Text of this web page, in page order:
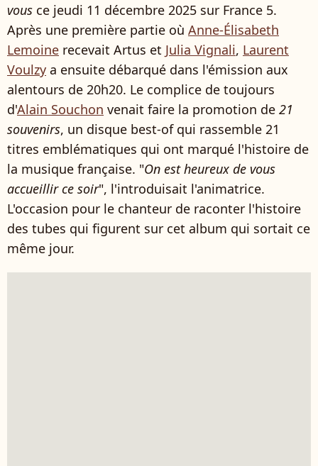
vous ce jeudi 11 décembre 2025 sur France 5.
Après une première partie où Anne-Élisabeth
Lemoine recevait Artus et Julia Vignali, Laurent
Voulzy a ensuite débarqué dans l'émission aux
alentours de 20h20. Le complice de toujours
d'Alain Souchon venait faire la promotion de 21
souvenirs, un disque best-of qui rassemble 21
titres emblématiques qui ont marqué l'histoire de
la musique française. "On est heureux de vous
accueillir ce soir", l'introduisait l'animatrice.
L'occasion pour le chanteur de raconter l'histoire
des tubes qui figurent sur cet album qui sortait ce
même jour.